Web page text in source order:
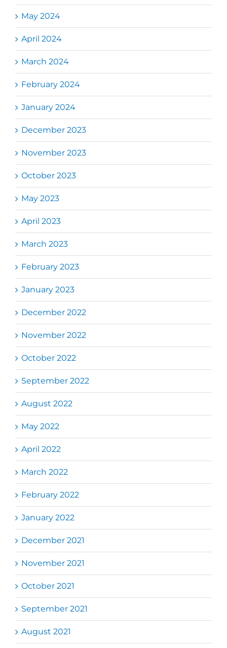
May 2024
April 2024
March 2024
February 2024
January 2024
December 2023
November 2023
October 2023
May 2023
April 2023
March 2023
February 2023
January 2023
December 2022
November 2022
October 2022
September 2022
August 2022
May 2022
April 2022
March 2022
February 2022
January 2022
December 2021
November 2021
October 2021
September 2021
August 2021